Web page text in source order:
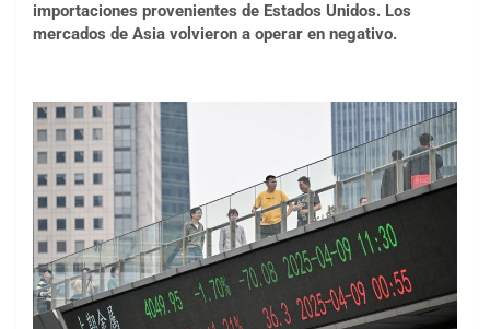
importaciones provenientes de Estados Unidos. Los
mercados de Asia volvieron a operar en negativo.